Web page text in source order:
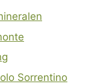
Sorrentino